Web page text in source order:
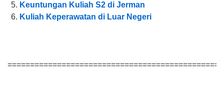
Keuntungan Kuliah S2 di Jerman
Kuliah Keperawatan di Luar Negeri